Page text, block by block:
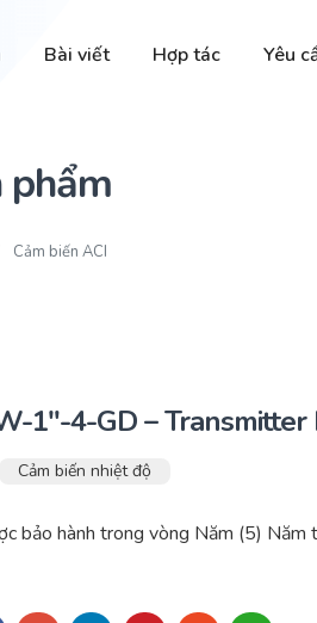
Bài viết Hợp tác Yêu
phẩm
Cảm biến ACI
1″-4-GD – Transmitter
Cảm biến nhiệt độ
bảo hành trong vòng Năm (5)